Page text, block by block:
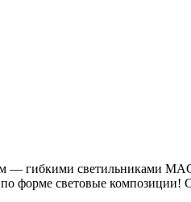
— гибкими светильниками
форме световые